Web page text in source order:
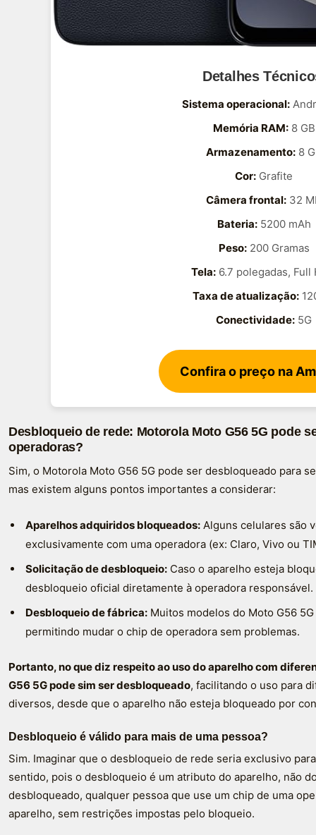
Detalhes
Sistema operacional:
Memória RAM:8 GB
Armazenamento:8
Cor: Grafite
Câmera frontal: 32
Bateria:5200 mAh
Peso:200 Gramas
Tela: 6.7 polegadas, Full
Taxa de atualização:
Conectividade: 5G
Confira o preço na
Desbloqueio de rede: Motorola Moto G56 5G pode
operadoras?
Sim, o Motorola Moto G56 5G pode ser desbloqueado para
mas existem alguns pontos importantes a considerar:
Aparelhos adquiridos bloqueados: Alguns celulares são
exclusivamente com uma operadora (ex: Claro, Vivo ou
Solicitação de desbloqueio: Caso o aparelho esteja
desbloqueio oficial diretamente à operadora responsável.
Desbloqueio de fábrica: Muitos modelos do Moto G56
permitindo mudar o chip de operadora sem problemas.
Portanto, no que diz respeito ao uso do aparelho com
G56 5G pode sim ser desbloqueado, facilitando o uso para
diversos, desde que o aparelho não esteja bloqueado por
Desbloqueio é válido para mais de uma pessoa?
Sim. Imaginar que o desbloqueio de rede seria exclusivo
sentido, pois o desbloqueio é um atributo do aparelho, não
desbloqueado, qualquer pessoa que use um chip de uma
aparelho, sem restrições impostas pelo bloqueio.